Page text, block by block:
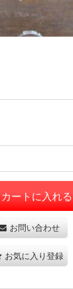
カートに入れる
お問い合わせ
お気に入り登録